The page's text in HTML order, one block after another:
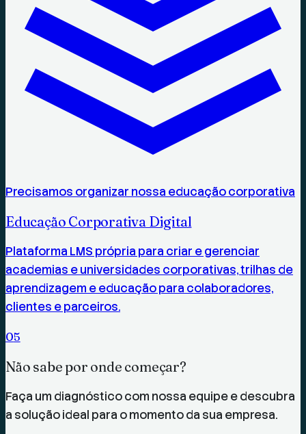
Precisamos organizar nossa educação corporativa
Educação Corporativa Digital
Plataforma LMS própria para criar e gerenciar
academias e universidades corporativas, trilhas de
aprendizagem e educação para colaboradores,
clientes e parceiros.
05
Não sabe por onde começar?
Faça um diagnóstico com nossa equipe e descubra
a solução ideal para o momento da sua empresa.